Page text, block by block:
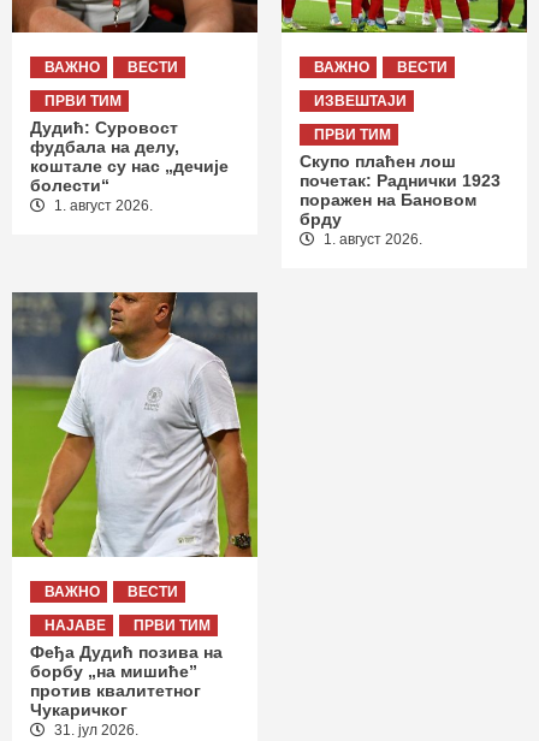
ВАЖНО
ВЕСТИ
ПРВИ ТИМ
Дудић: Суровост
фудбала на делу,
коштале су нас „дечије
болести“
1. август 2026.
ВАЖНО
ВЕСТИ
ИЗВЕШТАЈИ
ПРВИ ТИМ
Скупо плаћен лош
почетак: Раднички 1923
поражен на Бановом
брду
1. август 2026.
ВАЖНО
ВЕСТИ
НАЈАВЕ
ПРВИ ТИМ
Феђа Дудић позива на
борбу „на мишиће”
против квалитетног
Чукаричког
31. јул 2026.